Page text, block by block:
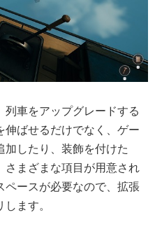
車をアップグレードする
伸ばせるだけでなく、ゲー
したり、装飾を付けた
さまざまな項目が用意され
ペースが必要なので、拡張
ます。